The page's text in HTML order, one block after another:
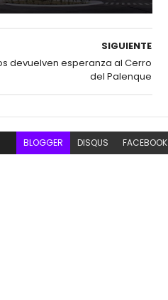
SIGUIENTE
devuelven esperanza al Cerro
del Palenque
BLOGGER DISQUS FACEBOOK